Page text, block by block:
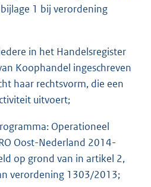
1 bij verordening
in het Handelsregister
Koophandel ingeschreven
haar rechtsvorm, die een
uitvoert;
Operationeel
Oost-Nederland 2014-
op grond van in artikel 2,
verordening 1303/2013;